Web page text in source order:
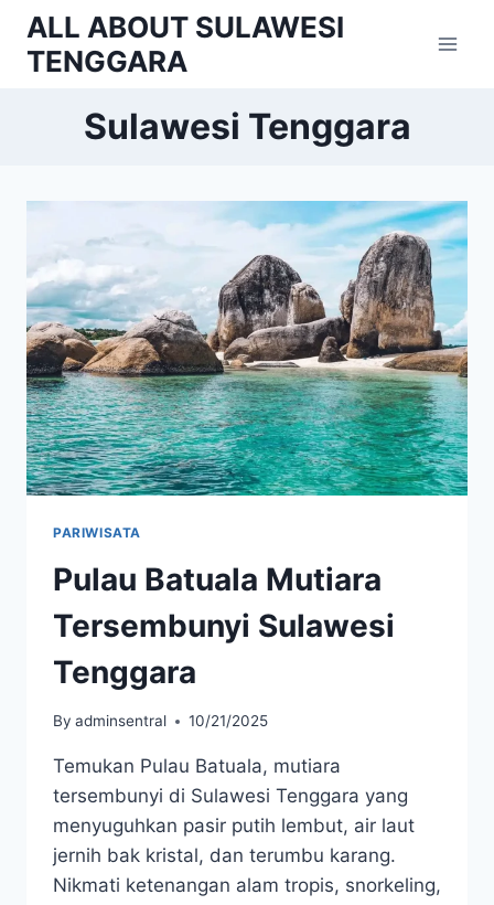
Skip
content
ALL ABOUT SULAWESI
TENGGARA
Sulawesi Tenggara
PARIWISATA
Pulau Batuala Mutiara
Tersembunyi Sulawesi
Tenggara
By adminsentral 10/21/2025
Temukan Pulau Batuala, mutiara
tersembunyi di Sulawesi Tenggara yang
menyuguhkan pasir putih lembut, air laut
jernih bak kristal, dan terumbu karang.
Nikmati ketenangan alam tropis, snorkeling,